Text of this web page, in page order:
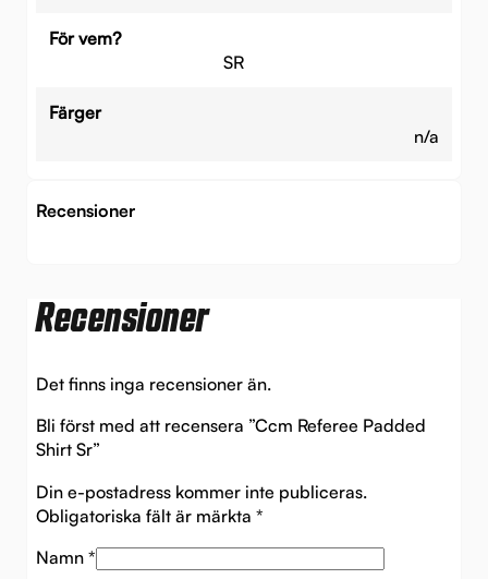
För vem?
SR
Färger
n/a
Recensioner
Recensioner
Det finns inga recensioner än.
Bli först med att recensera ”Ccm Referee Padded
Shirt Sr”
Din e-postadress kommer inte publiceras.
Obligatoriska fält är märkta *
Namn *